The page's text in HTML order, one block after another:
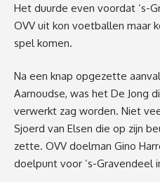
Het duurde even voordat ’s-
OVV uit kon voetballen maar
spel komen.
Na een knap opgezette
Aarnoudse, was het De Jong
verwerkt zag worden. Niet
Sjoerd van Elsen die op zijn
zette. OVV doelman Gino
doelpunt voor ’s-Gravendeel